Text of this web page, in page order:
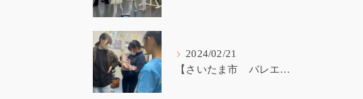
2024/02/21
【さいたま市 バレエ教室】バレエ講師の子育て